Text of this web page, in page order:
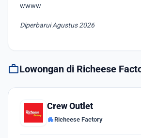
wwww
Diperbarui Agustus 2026
workLowongan di Richeese
Crew Outlet
apartmentRicheese Factory